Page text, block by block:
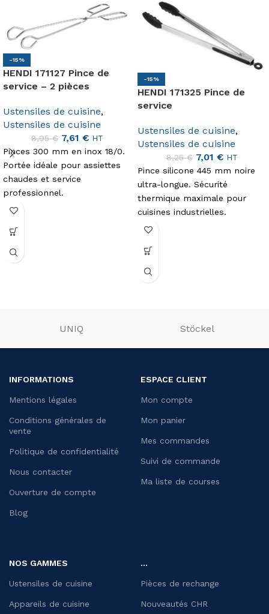
-15%
HENDI 171127 Pince de
service – 2 pièces
Ustensiles de cuisine,
Ustensiles de cuisine
8,95€ 7,61 € HT
Pinces 300 mm en inox 18/0.
Portée idéale pour assiettes
chaudes et service
professionnel.
-15%
HENDI 171325 Pince de
service
Ustensiles de cuisine,
Ustensiles de cuisine
8,25€ 7,01 € HT
Pince silicone 445 mm noire
ultra-longue. Sécurité
thermique maximale pour
cuisines industrielles.
UNIQ Stöckel
INFORMATIONS
Mentions légales
Conditions générales de
vente
Politique de confidentialité
Nous contacter
Ouverture de compte
Blog
ESPACE CLIENT
Mon compte
Mon panier
Mes commandes
Suivi de commande
Ma liste de courses
NOS GAMMES
Ustensiles de cuisine
Appareils de cuisine
...
Pièces de rechange
Nouveautés CHR